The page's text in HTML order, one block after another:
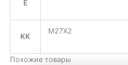
E
KK
M27X2
Похожие товары